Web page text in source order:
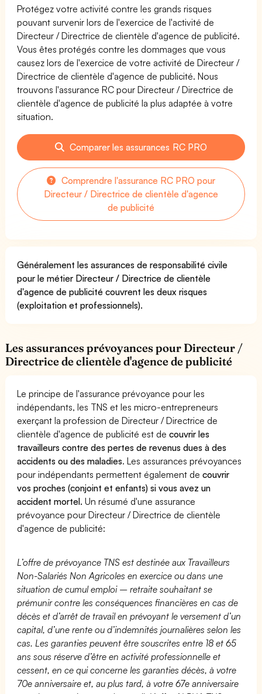
Protégez votre activité contre les grands risques
pouvant survenir lors de l'exercice de l'activité de
Directeur / Directrice de clientèle d'agence de publicité.
Vous êtes protégés contre les dommages que vous
causez lors de l'exercice de votre activité de Directeur /
Directrice de clientèle d'agence de publicité. Nous
trouvons l'assurance RC pour Directeur / Directrice de
clientèle d'agence de publicité la plus adaptée à votre
situation.
Comparer les assurances RC PRO
Comprendre l'assurance RC PRO pour
Directeur / Directrice de clientèle d'agence
de publicité
Généralement les assurances de responsabilité civile
pour le métier Directeur / Directrice de clientèle
d'agence de publicité couvrent les deux risques
(exploitation et professionnels).
Les assurances prévoyances pour Directeur /
Directrice de clientèle d'agence de publicité
Le principe de l'assurance prévoyance pour les
indépendants, les TNS et les micro-entrepreneurs
exerçant la profession de Directeur / Directrice de
clientèle d'agence de publicité est decouvrir les
travailleurs contre des pertes de revenus dues à des
accidents ou des maladies. Les assurances prévoyances
pour indépendants permettent également decouvrir
vos proches (conjoint et enfants) si vous avez un
accident mortel. Un résumé d'une assurance
prévoyance pour Directeur / Directrice de clientèle
d'agence de publicité:
L’offre de prévoyance TNS est destinée aux Travailleurs
Non-Salariés Non Agricoles en exercice ou dans une
situation de cumul emploi – retraite souhaitant se
prémunir contre les conséquences financières en cas de
décès et d’arrêt de travail en prévoyant le versement d’un
capital, d’une rente ou d’indemnités journalières selon les
cas. Les garanties peuvent être souscrites entre 18 et 65
ans sous réserve d’être en activité professionnelle et
cessent, en ce qui concerne les garanties décès, à votre
70e anniversaire et, au plus tard, à votre 67e anniversaire